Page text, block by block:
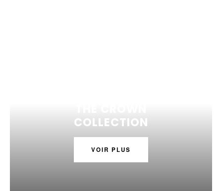
COLLECTION
VOIR PLUS